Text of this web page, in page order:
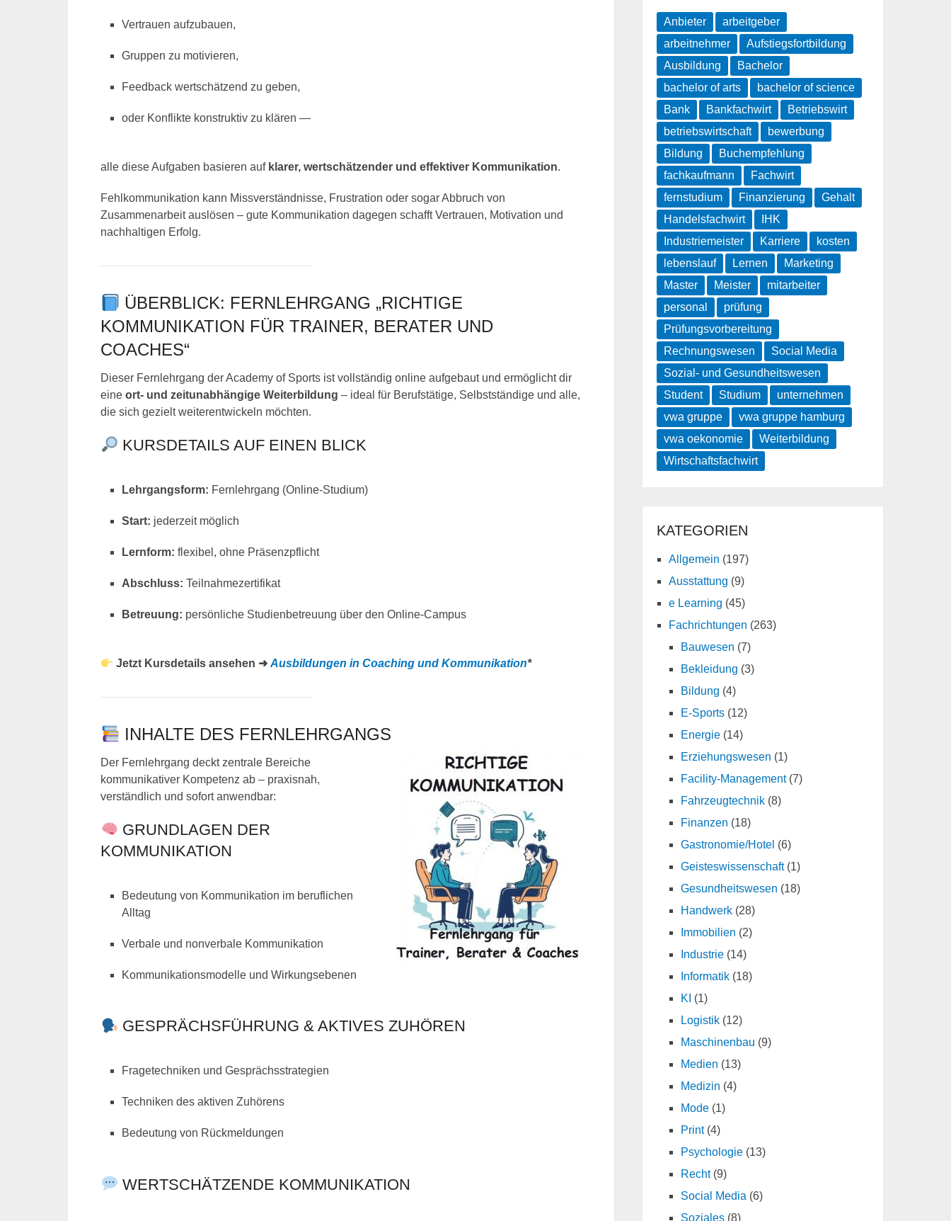
Vertrauen aufzubauen,
Gruppen zu motivieren,
Feedback wertschätzend zu geben,
oder Konflikte konstruktiv zu klären —
alle diese Aufgaben basieren auf klarer, wertschätzender und effektiver Kommunikation.
Fehlkommunikation kann Missverständnisse, Frustration oder sogar Abbruch von
Zusammenarbeit auslösen – gute Kommunikation dagegen schafft Vertrauen, Motivation und
nachhaltigen Erfolg.
ÜBERBLICK: FERNLEHRGANG „RICHTIGE
KOMMUNIKATION FÜR TRAINER, BERATER UND
COACHES“
Dieser Fernlehrgang der Academy of Sports ist vollständig online aufgebaut und ermöglicht dir
eine ort- und zeitunabhängige Weiterbildung – ideal für Berufstätige, Selbstständige und alle,
die sich gezielt weiterentwickeln möchten.
KURSDETAILS AUF EINEN BLICK
Lehrgangsform: Fernlehrgang (Online-Studium)
Start: jederzeit möglich
Lernform: flexibel, ohne Präsenzpflicht
Abschluss: Teilnahmezertifikat
Betreuung: persönliche Studienbetreuung über den Online-Campus
Jetzt Kursdetails ansehen ➜Ausbildungen in Coaching und Kommunikation*
INHALTE DES FERNLEHRGANGS
Der Fernlehrgang deckt zentrale Bereiche
kommunikativer Kompetenz ab – praxisnah,
verständlich und sofort anwendbar:
GRUNDLAGEN DER
KOMMUNIKATION
Bedeutung von Kommunikation im beruflichen
Alltag
Verbale und nonverbale Kommunikation
Kommunikationsmodelle und Wirkungsebenen
GESPRÄCHSFÜHRUNG & AKTIVES ZUHÖREN
Fragetechniken und Gesprächsstrategien
Techniken des aktiven Zuhörens
Bedeutung von Rückmeldungen
WERTSCHÄTZENDE KOMMUNIKATION
Anbieter
arbeitgeber
arbeitnehmer
Aufstiegsfortbildung
Ausbildung
Bachelor
bachelor of arts
bachelor of science
Bank
Bankfachwirt
Betriebswirt
betriebswirtschaft
bewerbung
Bildung
Buchempfehlung
fachkaufmann
Fachwirt
fernstudium
Finanzierung
Gehalt
Handelsfachwirt
IHK
Industriemeister
Karriere
kosten
lebenslauf
Lernen
Marketing
Master
Meister
mitarbeiter
personal
prüfung
Prüfungsvorbereitung
Rechnungswesen
Social Media
Sozial- und Gesundheitswesen
Student
Studium
unternehmen
vwa gruppe
vwa gruppe hamburg
vwa oekonomie
Weiterbildung
Wirtschaftsfachwirt
KATEGORIEN
Allgemein (197)
Ausstattung (9)
e Learning (45)
Fachrichtungen (263)
Bauwesen (7)
Bekleidung (3)
Bildung (4)
E-Sports (12)
Energie (14)
Erziehungswesen (1)
Facility-Management(7)
Fahrzeugtechnik (8)
Finanzen (18)
Gastronomie/Hotel (6)
Geisteswissenschaft(1)
Gesundheitswesen (18)
Handwerk (28)
Immobilien (2)
Industrie (14)
Informatik (18)
KI (1)
Logistik (12)
Maschinenbau (9)
Medien (13)
Medizin (4)
Mode (1)
Print(4)
Psychologie (13)
Recht(9)
Social Media (6)
Soziales (8)